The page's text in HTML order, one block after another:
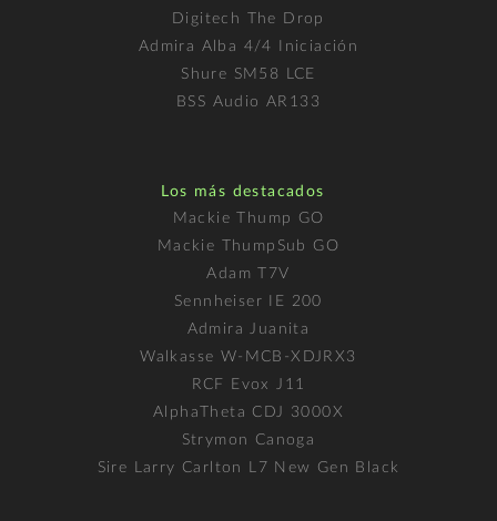
Digitech The Drop
Admira Alba 4/4 Iniciación
Shure SM58 LCE
BSS Audio AR133
Los más destacados
Mackie Thump GO
Mackie ThumpSub GO
Adam T7V
Sennheiser IE 200
Admira Juanita
Walkasse W-MCB-XDJRX3
RCF Evox J11
AlphaTheta CDJ 3000X
Strymon Canoga
Sire Larry Carlton L7 New Gen Black